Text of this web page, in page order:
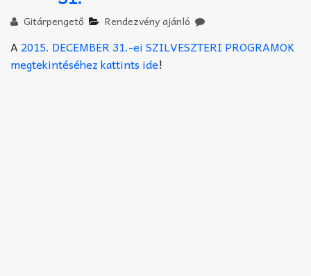
Improvizáció
Gitárpengető Rendezvény ajánló
A2015. DECEMBER 31.-ei SZILVESZTERI PROGRAMOK
megtekintéséhez kattints ide!